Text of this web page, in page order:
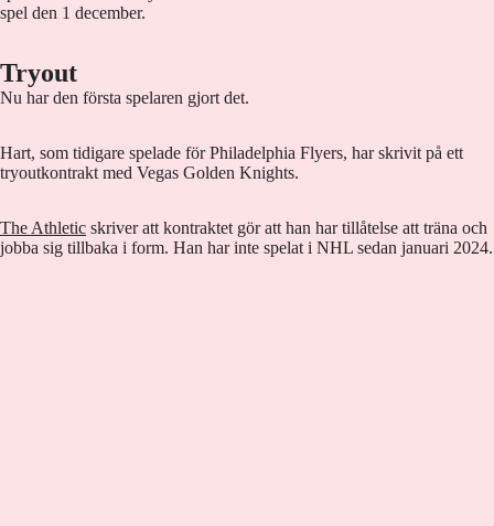
spel den 1 december.
Tryout
Nu har den första spelaren gjort det.
Hart, som tidigare spelade för Philadelphia Flyers, har skrivit på ett
tryoutkontrakt med Vegas Golden Knights.
The Athletic skriver att kontraktet gör att han har tillåtelse att träna och
jobba sig tillbaka i form. Han har inte spelat i NHL sedan januari 2024.